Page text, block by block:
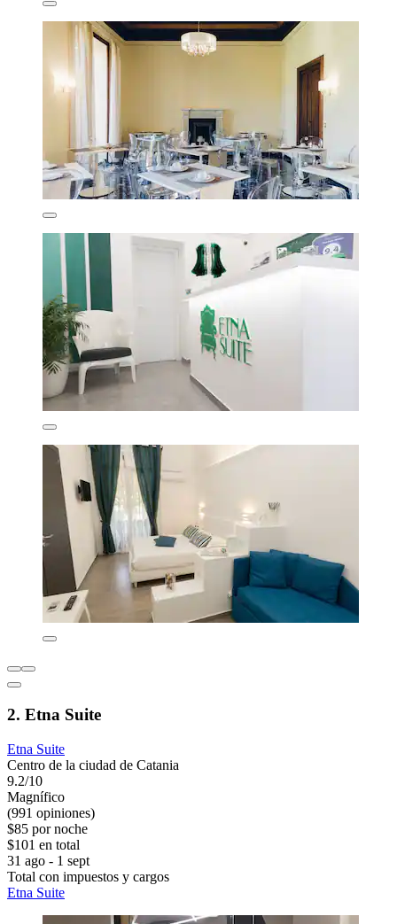
2. Etna Suite
Etna Suite
Centro de la ciudad de Catania
9.2/10
Magnífico
(991 opiniones)
$85 por noche
$101 en total
31 ago - 1 sept
Total con impuestos y cargos
Etna Suite